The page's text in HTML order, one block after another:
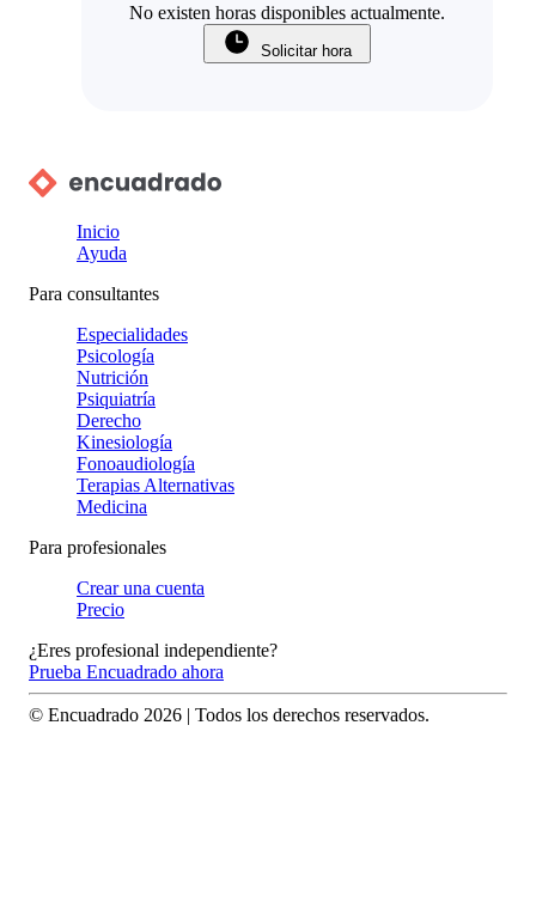
No existen horas disponibles actualmente.
Solicitar hora
Inicio
Ayuda
Para consultantes
Especialidades
Psicología
Nutrición
Psiquiatría
Derecho
Kinesiología
Fonoaudiología
Terapias Alternativas
Medicina
Para profesionales
Crear una cuenta
Precio
¿Eres profesional independiente?
Prueba Encuadrado ahora
© Encuadrado 2026 | Todos los derechos reservados.